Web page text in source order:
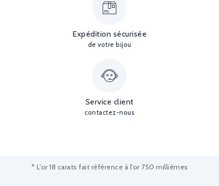
Expédition sécurisée
de votre bijou
Service client
contactez-nous
* L'or 18 carats fait référence à l'or 750 millièmes